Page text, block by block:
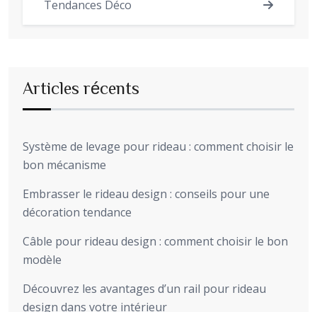
Tendances Déco
Articles récents
Système de levage pour rideau : comment choisir le
bon mécanisme
Embrasser le rideau design : conseils pour une
décoration tendance
Câble pour rideau design : comment choisir le bon
modèle
Découvrez les avantages d’un rail pour rideau
design dans votre intérieur